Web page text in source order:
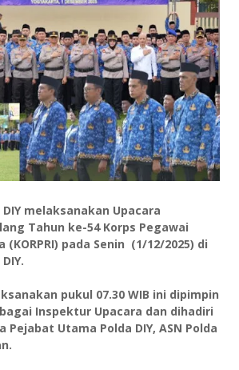
DIY melaksanakan Upacara
Tahun ke-54 Korps Pegawai
(KORPRI) pada Senin (1/12/2025) di
pukul 07.30 WIB ini dipimpin
Inspektur Upacara dan dihadiri
Pejabat Utama Polda DIY, ASN Polda